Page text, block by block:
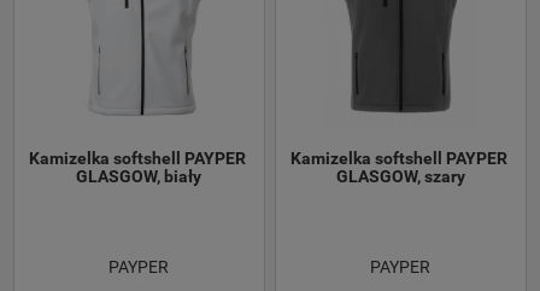
Kamizelka softshell PAYPER
GLASGOW, biały
PAYPER
Kamizelka softshell PAYPER
GLASGOW, szary
PAYPER